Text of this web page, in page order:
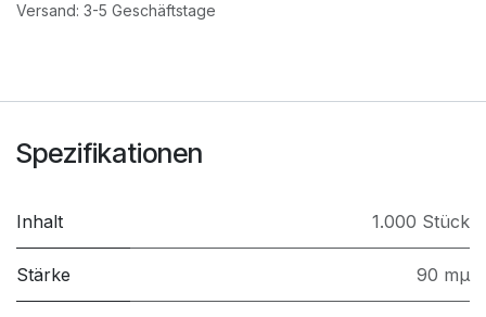
Versand: 3-5 Geschäftstage
Spezifikationen
Inhalt 1.000 Stück
Stärke 90 mµ